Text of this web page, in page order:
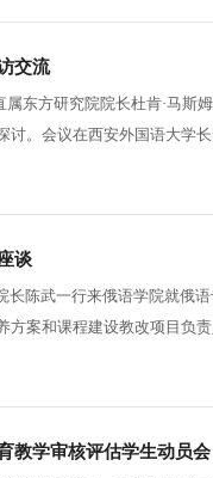
交流
东方研究院院长杜肯·马斯
讨。会议在西安外国语大学
谈
长陈武一行来俄语学院就俄
方案和课程建设教改项目负
教学审核评估学生动员会